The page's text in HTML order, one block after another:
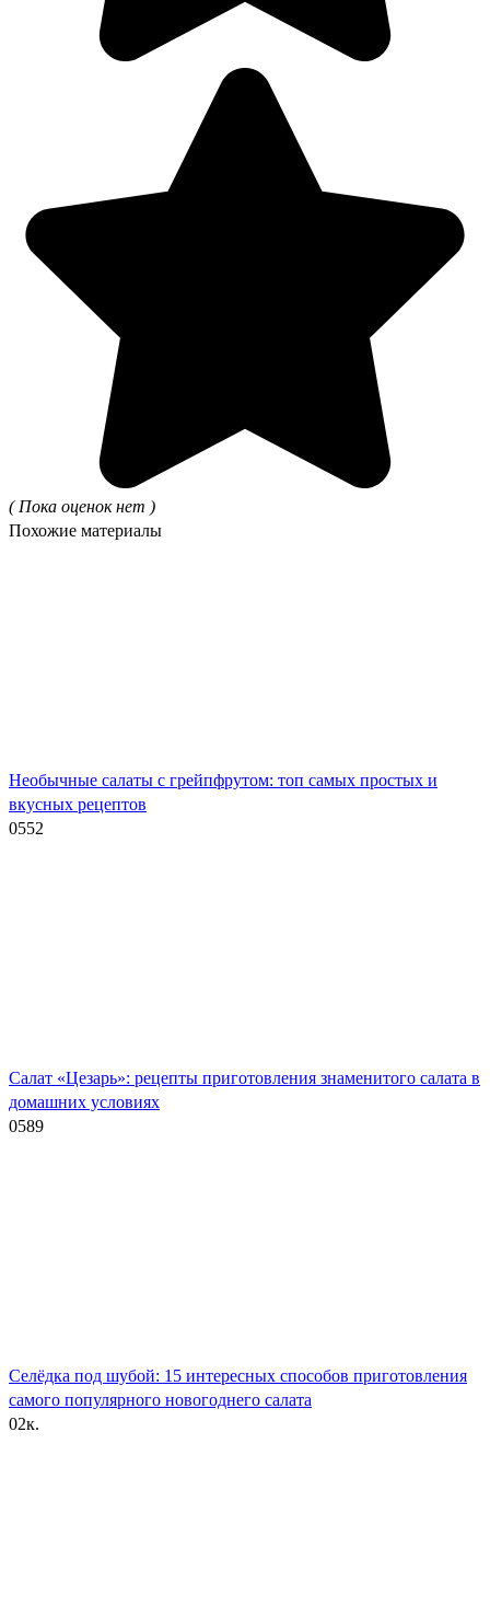
( Пока оценок нет )
Похожие материалы
Необычные салаты с грейпфрутом: топ самых простых и
вкусных рецептов
0552
Салат «Цезарь»: рецепты приготовления знаменитого салата в
домашних условиях
0589
Селёдка под шубой: 15 интересных способов приготовления
самого популярного новогоднего салата
02к.